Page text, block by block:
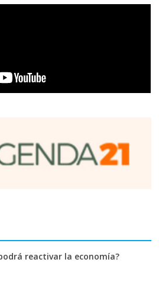
reactivar la economía?